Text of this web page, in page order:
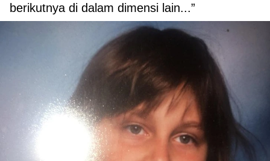
berikutnya di dalam dimensi lain...”